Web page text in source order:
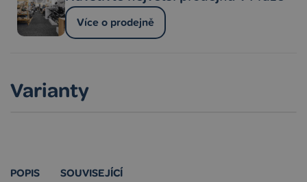
Více o prodejně
Varianty
POPIS SOUVISEJÍCÍ